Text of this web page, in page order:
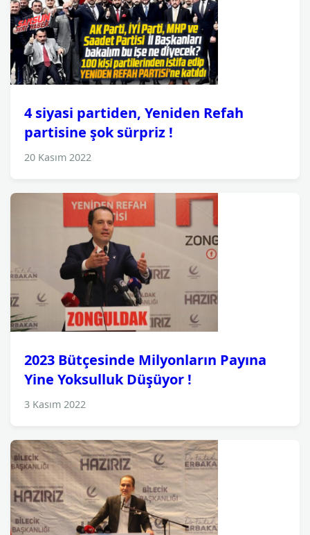
4 siyasi partiden, Yeniden Refah
partisine şok sürpriz !
20 Kasım 2022
2023 Bütçesinde Milyonların Payına
Yine Yoksulluk Düşüyor !
3 Kasım 2022